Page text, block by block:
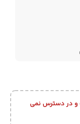
و در دسترس نمی